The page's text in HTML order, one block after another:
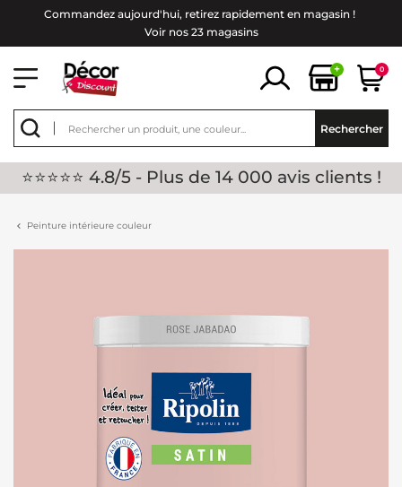
Commandez aujourd'hui, retirez rapidement en magasin !
Voir nos 23 magasins
+ 0
Rechercher
⭐⭐⭐⭐⭐ 4.8/5 - Plus de 14 000 avis clients !
Peinture intérieure couleur